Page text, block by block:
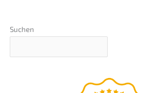
Suchen